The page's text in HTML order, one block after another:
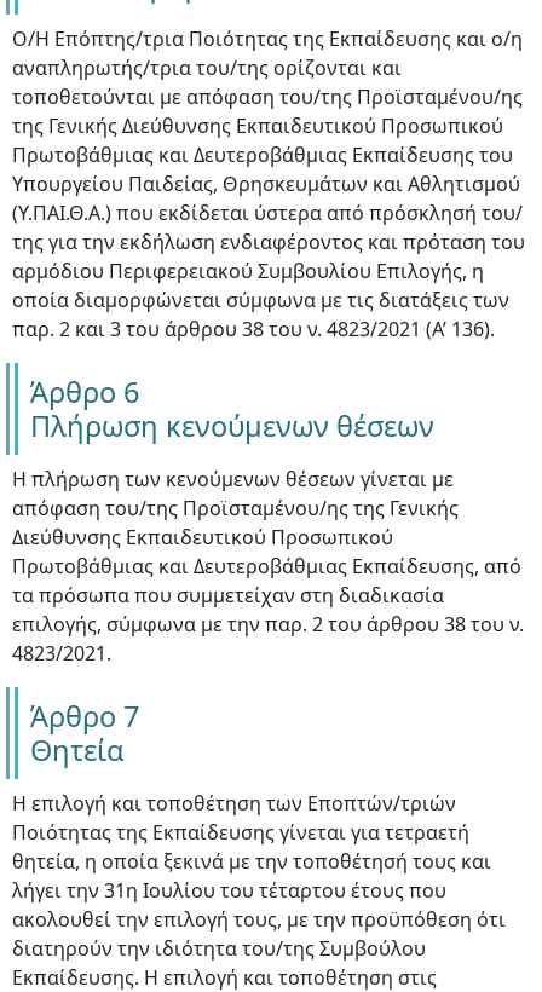
Ο/Η Επόπτης/τρια Ποιότητας της Εκπαίδευσης και ο/η
αναπληρωτής/τρια του/της ορίζονται και
τοποθετούνται με απόφαση του/της Προϊσταμένου/ης
της Γενικής Διεύθυνσης Εκπαιδευτικού Προσωπικού
Πρωτοβάθμιας και Δευτεροβάθμιας Εκπαίδευσης του
Υπουργείου Παιδείας, Θρησκευμάτων και Αθλητισμού
(Υ.ΠΑΙ.Θ.Α.) που εκδίδεται ύστερα από πρόσκλησή του/
της για την εκδήλωση ενδιαφέροντος και πρόταση του
αρμόδιου Περιφερειακού Συμβουλίου Επιλογής, η
οποία διαμορφώνεται σύμφωνα με τις διατάξεις των
παρ. 2 και 3 του άρθρου 38 του ν. 4823/2021 (Α’ 136).
Άρθρο 6
Πλήρωση κενούμενων θέσεων
Η πλήρωση των κενούμενων θέσεων γίνεται με
απόφαση του/της Προϊσταμένου/ης της Γενικής
Διεύθυνσης Εκπαιδευτικού Προσωπικού
Πρωτοβάθμιας και Δευτεροβάθμιας Εκπαίδευσης, από
τα πρόσωπα που συμμετείχαν στη διαδικασία
επιλογής, σύμφωνα με την παρ. 2 του άρθρου 38 του ν.
4823/2021.
Άρθρο 7
Θητεία
Η επιλογή και τοποθέτηση των Εποπτών/τριών
Ποιότητας της Εκπαίδευσης γίνεται για τετραετή
θητεία, η οποία ξεκινά με την τοποθέτησή τους και
λήγει την 31η Ιουλίου του τέταρτου έτους που
ακολουθεί την επιλογή τους, με την προϋπόθεση ότι
διατηρούν την ιδιότητα του/της Συμβούλου
Εκπαίδευσης. Η επιλογή και τοποθέτηση στις